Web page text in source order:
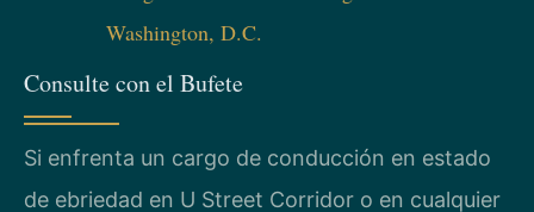
Washington, D.C.
Consulte con el Bufete
Si enfrenta un cargo de conducción en estado
de ebriedad en U Street Corridor o en cualquier